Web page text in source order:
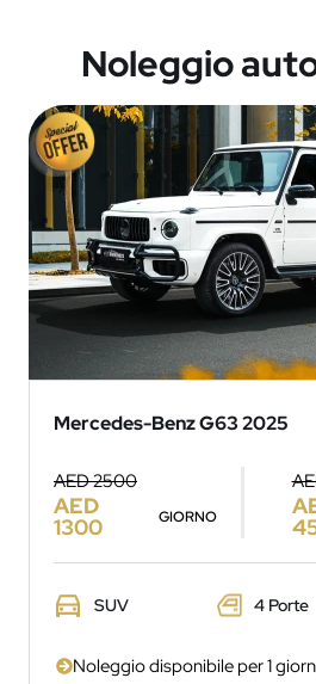
Noleggio
Mercedes-Benz G63 2025
AED 2500
AED
1300 GIORNO
SUV 4 Porte
Noleggio disponibile per 1